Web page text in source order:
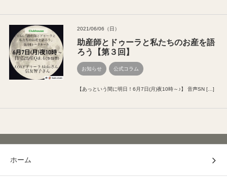
2021/06/06（日）
助産師とドゥーラと私たちのお産を語
ろう【第３回】
お知らせ 公式コラム
【あっという間に明日！6月7日(月)夜10時～♪】 音声SN […]
ホーム